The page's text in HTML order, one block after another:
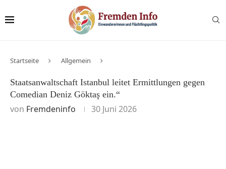
Startseite Allgemein
Staatsanwaltschaft Istanbul leitet Ermittlungen gegen
Comedian Deniz Göktaş ein.“
von Fremdeninfo 30 Juni 2026